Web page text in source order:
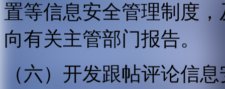
置等信息安全管理制度
向有关主管部门报告。
（六）开发跟帖评论信